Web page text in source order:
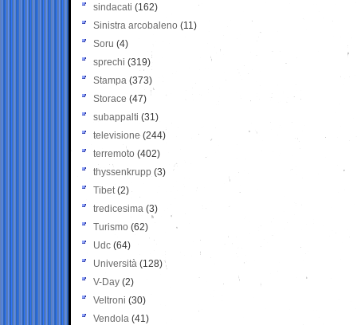
sindacati (162)
Sinistra arcobaleno (11)
Soru (4)
sprechi (319)
Stampa (373)
Storace (47)
subappalti (31)
televisione(244)
terremoto (402)
thyssenkrupp (3)
Tibet(2)
tredicesima (3)
Turismo (62)
Udc (64)
Università (128)
V-Day (2)
Veltroni (30)
Vendola (41)